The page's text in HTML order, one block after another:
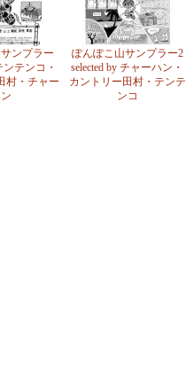
ンプラー
ンテンコ・
村・チャー
ぽんぽこ山サンプラー2
selected by チャーハン・
カントリー田村・テンテ
ンコ